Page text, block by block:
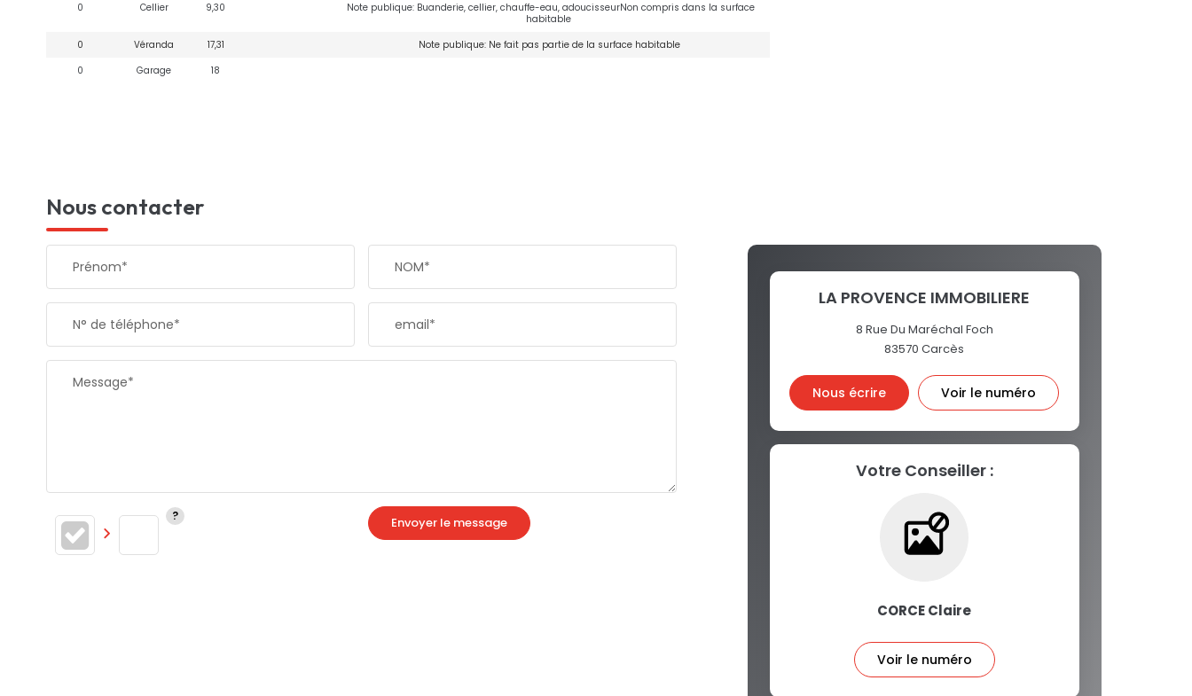
0
Cellier 9,30
Note publique: Buanderie, cellier, chauffe-eau, adoucisseurNon compris dans la surface
habitable
0
Véranda 17,31
Note publique: Ne fait pas partie de la surface habitable
0
Garage 18
Nous contacter
Prénom* NOM*
N° de téléphone* email*
Message*
Envoyer le message
LA PROVENCE IMMOBILIERE
8 Rue Du Maréchal Foch
83570Carcès
Nous écrire Voir le numéro
Votre Conseiller :
CORCE Claire
Voir le numéro